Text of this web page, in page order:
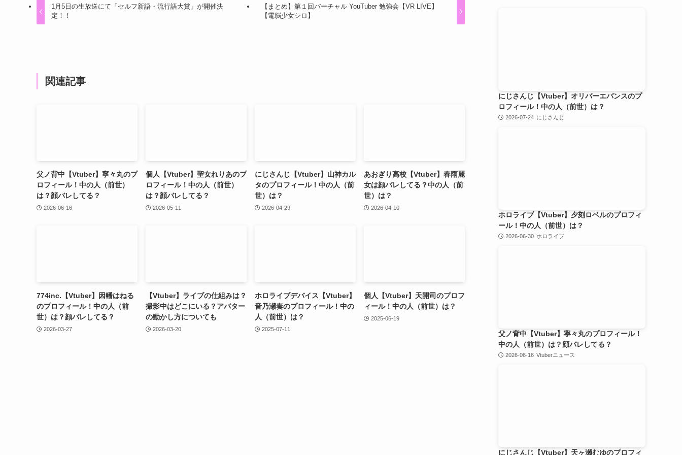
1月5日の生放送にて「セルフ新語・流行語大賞」が開催決
定！！
【まとめ】第１回バーチャル YouTuber 勉強会【VR LIVE】
【電脳少女シロ】
関連記事
父ノ背中【Vtuber】寧々丸のプ
ロフィール！中の人（前世）
は？顔バレしてる？
2026-06-16
個人【Vtuber】聖女れりあのプ
ロフィール！中の人（前世）
は？顔バレしてる？
2026-05-11
にじさんじ【Vtuber】山神カル
タのプロフィール！中の人（前
世）は？
2026-04-29
あおぎり高校【Vtuber】春雨麗
女は顔バレしてる？中の人（前
世）は？
2026-04-10
774inc.【Vtuber】因幡はねる
のプロフィール！中の人（前
世）は？顔バレしてる？
2026-03-27
【Vtuber】ライブの仕組みは？
撮影中はどこにいる？アバター
の動かし方についても
2026-03-20
ホロライブデバイス【Vtuber】
音乃瀬奏のプロフィール！中の
人（前世）は？
2025-07-11
個人【Vtuber】天開司のプロフ
ィール！中の人（前世）は？
2025-06-19
にじさんじ【Vtuber】オリバーエバンスのプ
ロフィール！中の人（前世）は？
2026-07-24 にじさんじ
ホロライブ【Vtuber】夕刻ロベルのプロフィ
ール！中の人（前世）は？
2026-06-30 ホロライブ
父ノ背中【Vtuber】寧々丸のプロフィール！
中の人（前世）は？顔バレしてる？
2026-06-16 Vtuberニュース
にじさんじ【Vtuber】天ヶ瀬むゆのプロフィ